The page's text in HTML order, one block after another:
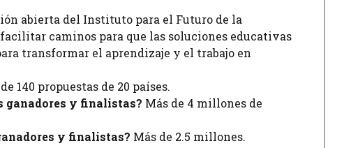
abierta del Instituto para el Futuro de la
caminos para que las soluciones educativas
transformar el aprendizaje y el trabajo en
140 propuestas de 20 países.
ganadores y finalistas? Más de 4 millones de
y finalistas? Más de 2.5 millones.